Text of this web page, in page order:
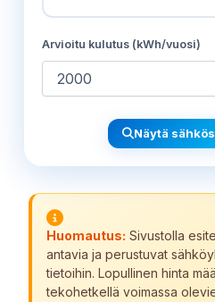
Arvioitu kulutus (kWh/vuosi)
Näytä
Huomautus: Sivustolla
antavia ja perustuvat
tietoihin. Lopullinen hinta
tekohetkellä voimassa